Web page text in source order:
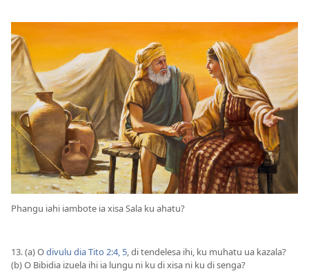
Phangu iahi iambote ia xisa Sala ku ahatu?
13. (a) Odivulu dia Tito 2:4, 5, di tendelesa ihi, ku muhatu ua kazala?
(b) O Bibidia izuela ihi ia lungu ni ku di xisa ni ku di senga?